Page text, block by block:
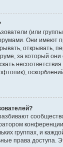
(или
Они имеют
открывать,
за который они
группах, и
права доступа.